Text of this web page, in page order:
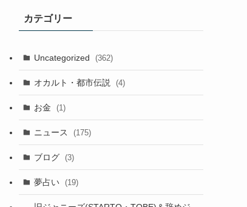
カテゴリー
Uncategorized (362)
オカルト・都市伝説 (4)
お金 (1)
ニュース (175)
ブログ (3)
夢占い (19)